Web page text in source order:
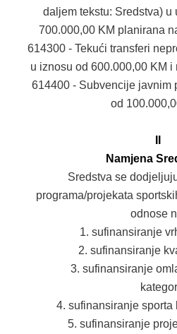
daljem tekstu: Sredstva) u
700.000,00 KM planirana
614300 - Tekući transferi
u iznosu od 600.000,00 KM
614400 - Subvencije javnim
od
Namjena
Sredstva se
programa/projekata
odnose
sufinansiranje
sufinansiranje
sufinansiranje
sufinansiranje sporta
sufinansiranje
ARHIVA
KULTURA